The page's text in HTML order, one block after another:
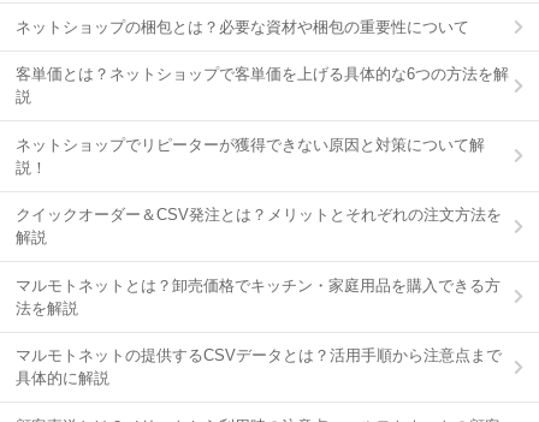
ネットショップの梱包とは？必要な資材や梱包の重要性について
客単価とは？ネットショップで客単価を上げる具体的な6つの方法を解
説
ネットショップでリピーターが獲得できない原因と対策について解
説！
クイックオーダー＆CSV発注とは？メリットとそれぞれの注文方法を
解説
マルモトネットとは？卸売価格でキッチン・家庭用品を購入できる方
法を解説
マルモトネットの提供するCSVデータとは？活用手順から注意点まで
具体的に解説